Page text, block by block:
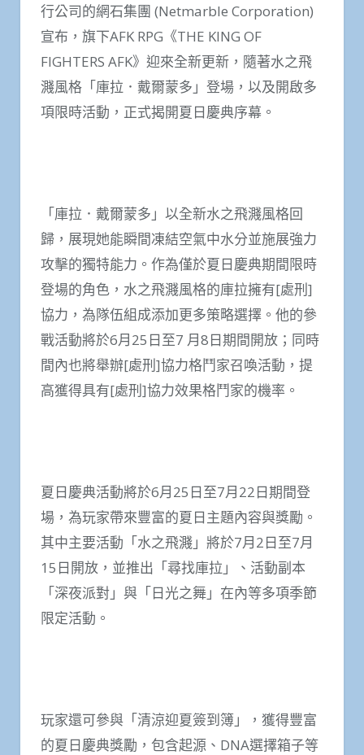
行公司的網石集團 (Netmarble Corporation)
宣布，旗下AFK RPG《THE KING OF
FIGHTERS AFK》迎來全新更新，隨著水之飛
濺風格「庫拉．戴爾蒙多」登場，以及開啟多
項限時活動，正式揭開夏日慶典序幕。
「庫拉．戴爾蒙多」以全新水之飛濺風格回
歸，展現她能瞬間凍結空氣中水分並施展強力
攻擊的獨特能力。作為僅於夏日慶典期間限時
登場的角色，水之飛濺風格的庫拉擁有[處刑]
協力，為隊伍組成添加更多策略選擇。他的參
戰活動將於6月25日至7 月8日期間開放；同時
間內也將舉辦[處刑]協力格鬥家召喚活動，提
高獲得具有[處刑]協力效果格鬥家的機率。
夏日慶典活動將於6月25日至7月22日期間登
場，為玩家帶來豐富的夏日主題內容與獎勵。
其中主要活動「水之飛濺」將於7月2日至7月
15日開放，並推出「尋找庫拉」、活動副本
「深夜派對」與「日光之舞」在內等多項季節
限定活動。
玩家還可參與「清涼迎夏簽到簿」，獲得豐富
的夏日慶典獎勵，包含起源、DNA選擇箱子等